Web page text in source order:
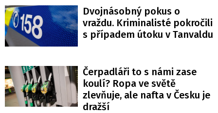
Dvojnásobný pokus o
vraždu. Kriminalisté pokročili
s případem útoku v Tanvaldu
Čerpadláři to s námi zase
koulí? Ropa ve světě
zlevňuje, ale nafta v Česku je
dražší